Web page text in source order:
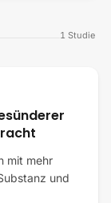
1 Studie
mit mehr
und